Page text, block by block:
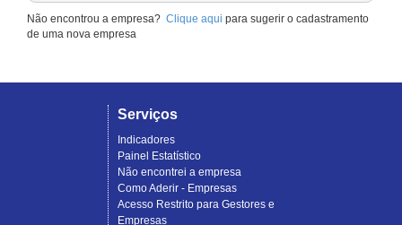
Não encontrou a empresa? Clique aqui para sugerir o cadastramento
de uma nova empresa
Serviços
Indicadores
Painel Estatístico
Não encontrei a empresa
Como Aderir - Empresas
Acesso Restrito para Gestores e
Empresas